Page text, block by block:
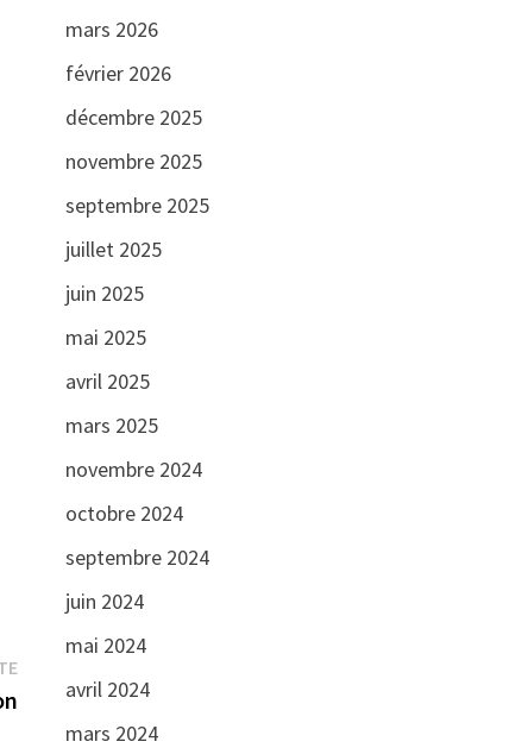
Publication
suivante :
mars 2026
février 2026
décembre 2025
novembre 2025
septembre 2025
juillet 2025
juin 2025
mai 2025
avril 2025
mars 2025
novembre 2024
octobre 2024
septembre 2024
juin 2024
mai 2024
avril 2024
mars 2024